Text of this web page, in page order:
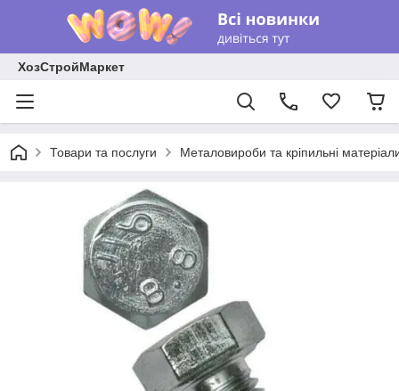
ХозСтройМаркет
Товари та послуги Металовироби та кріпильні